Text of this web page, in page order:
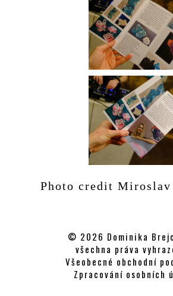
Photo credit Miroslav
© 2026 Dominika
všechna práva
Všeobecné obchodní
Zpracování osobních